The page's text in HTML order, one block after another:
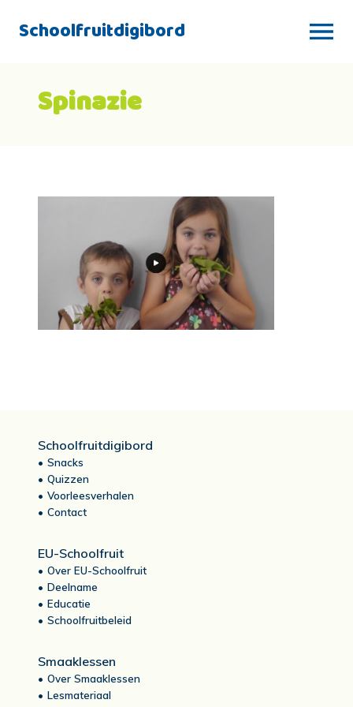
Schoolfruitdigibord
Spinazie
Schoolfruitdigibord
Snacks
Quizzen
Voorleesverhalen
Contact
EU-Schoolfruit
Over EU-Schoolfruit
Deelname
Educatie
Schoolfruitbeleid
Smaaklessen
Over Smaaklessen
Lesmateriaal